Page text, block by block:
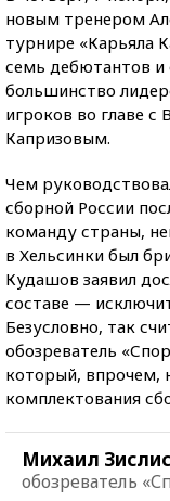
новым тренером
турнире «Карьяла
семь дебютантов и
большинство
игроков во главе
Капризовым.
Чем
сборной России
команду страны,
в Хельсинки был
Кудашов заявил
составе —
Безусловно, так
обозреватель
который, впрочем,
комплектования
Михаил Зислис
обозреватель